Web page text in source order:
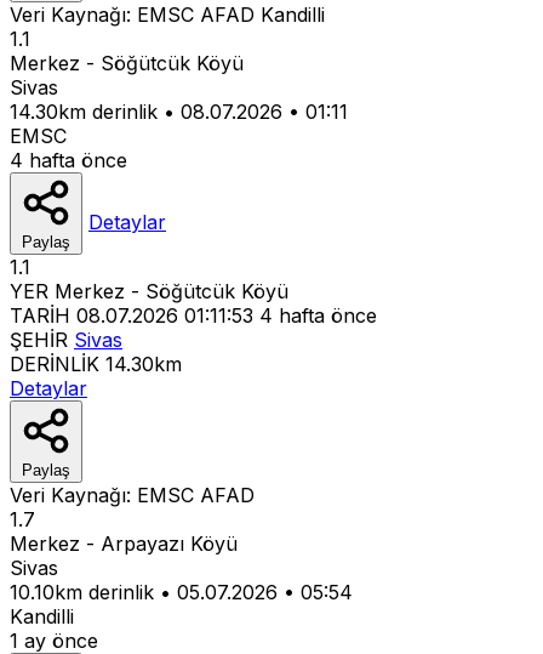
Veri Kaynağı: EMSC AFAD Kandilli
1.1
Merkez - Söğütcük Köyü
Sivas
14.30km derinlik • 08.07.2026 • 01:11
EMSC
4 hafta önce
Paylaş
Detaylar
1.1
YER Merkez - Söğütcük Köyü
TARİH 08.07.2026 01:11:53 4 hafta önce
ŞEHİR Sivas
DERİNLİK 14.30km
Detaylar
Paylaş
Veri Kaynağı: EMSC AFAD
1.7
Merkez - Arpayazı Köyü
Sivas
10.10km derinlik • 05.07.2026 • 05:54
Kandilli
1 ay önce